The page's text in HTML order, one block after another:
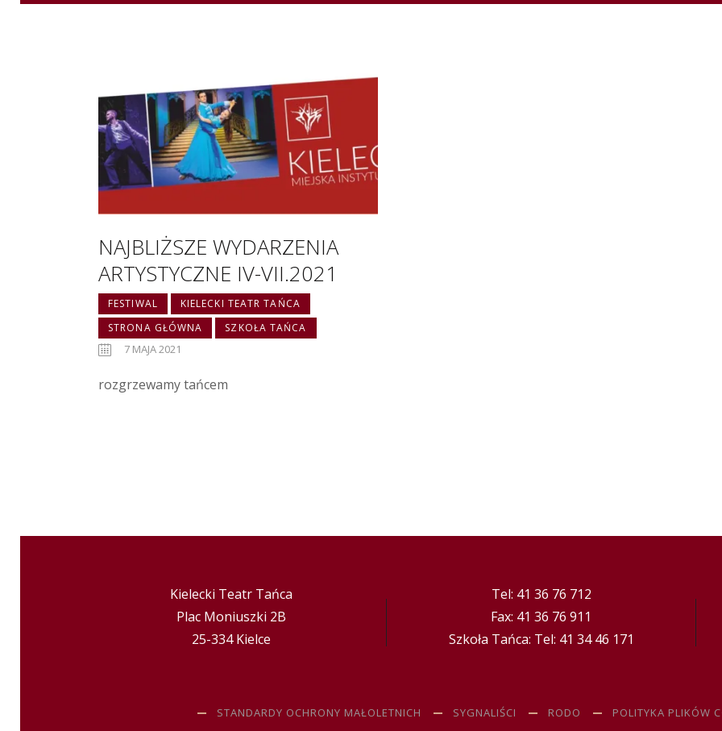
NAJBLIŻSZE WYDARZENIA
ARTYSTYCZNE IV-VII.2021
FESTIWAL
KIELECKI TEATR TAŃCA
STRONA GŁÓWNA
SZKOŁA TAŃCA
7 MAJA 2021
rozgrzewamy tańcem
Kielecki Teatr Tańca
Plac Moniuszki 2B
25-334 Kielce
Tel: 41 36 76 712
Fax: 41 36 76 911
Szkoła Tańca: Tel: 41 34 46 171
STANDARDY OCHRONY MAŁOLETNICH SYGNALIŚCI RODO POLITYKA PLIKÓW